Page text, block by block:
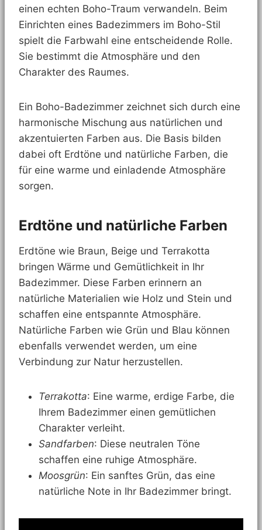
einen echten Boho-Traum verwandeln. Beim
Einrichten eines Badezimmers im Boho-Stil
spielt die Farbwahl eine entscheidende Rolle.
Sie bestimmt die Atmosphäre und den
Charakter des Raumes.
Ein Boho-Badezimmer zeichnet sich durch eine
harmonische Mischung aus natürlichen und
akzentuierten Farben aus. Die Basis bilden
dabei oft Erdtöne und natürliche Farben, die
für eine warme und einladende Atmosphäre
sorgen.
Erdtöne und natürliche Farben
Erdtöne wie Braun, Beige und Terrakotta
bringen Wärme und Gemütlichkeit in Ihr
Badezimmer. Diese Farben erinnern an
natürliche Materialien wie Holz und Stein und
schaffen eine entspannte Atmosphäre.
Natürliche Farben wie Grün und Blau können
ebenfalls verwendet werden, um eine
Verbindung zur Natur herzustellen.
Terrakotta: Eine warme, erdige Farbe, die
Ihrem Badezimmer einen gemütlichen
Charakter verleiht.
Sandfarben: Diese neutralen Töne
schaffen eine ruhige Atmosphäre.
Moosgrün: Ein sanftes Grün, das eine
natürliche Note in Ihr Badezimmer bringt.